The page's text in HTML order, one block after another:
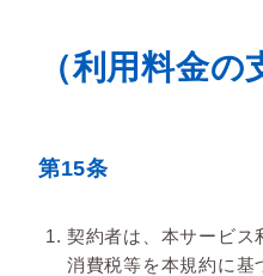
（利用料金の
第15条
契約者は、本サービス
消費税等を本規約に基